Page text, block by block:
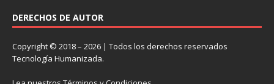
DERECHOS DE AUTOR
Copyright © 2018 – 2026 | Todos los derechos reservados
Tecnología Humanizada.